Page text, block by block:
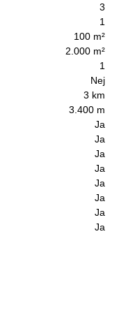
3
1
100 m²
2.000 m²
1
Nej
3 km
3.400 m
Ja
Ja
Ja
Ja
Ja
Ja
Ja
Ja